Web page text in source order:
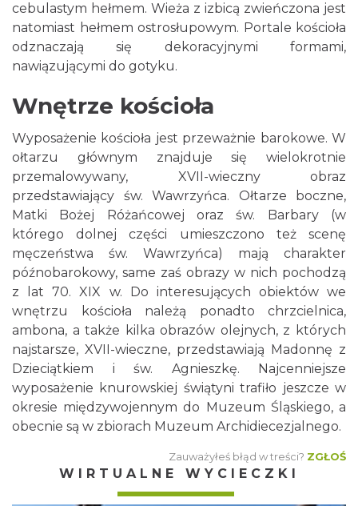
cebulastym hełmem. Wieża z izbicą zwieńczona jest
natomiast hełmem ostrosłupowym. Portale kościoła
odznaczają się dekoracyjnymi formami,
nawiązującymi do gotyku.
Wnętrze kościoła
Wyposażenie kościoła jest przeważnie barokowe. W
ołtarzu głównym znajduje się wielokrotnie
przemalowywany, XVII-wieczny obraz
przedstawiający św. Wawrzyńca. Ołtarze boczne,
Matki Bożej Różańcowej oraz św. Barbary (w
którego dolnej części umieszczono też scenę
męczeństwa św. Wawrzyńca) mają charakter
późnobarokowy, same zaś obrazy w nich pochodzą
z lat 70. XIX w. Do interesujących obiektów we
wnętrzu kościoła należą ponadto chrzcielnica,
ambona, a także kilka obrazów olejnych, z których
najstarsze, XVII-wieczne, przedstawiają Madonnę z
Dzieciątkiem i św. Agnieszkę. Najcenniejsze
wyposażenie knurowskiej świątyni trafiło jeszcze w
okresie międzywojennym do Muzeum Śląskiego, a
obecnie są w zbiorach Muzeum Archidiecezjalnego.
Zauważyłeś błąd w treści? ZGŁOŚ
WIRTUALNE WYCIECZKI